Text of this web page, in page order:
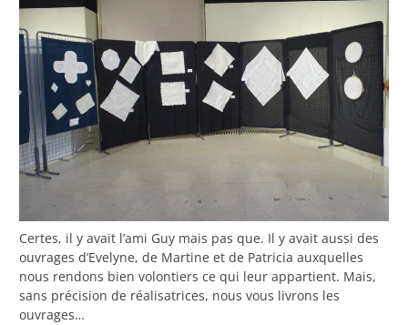
Certes, il y avait l’ami Guy mais pas que. Il y avait aussi des
ouvrages d’Evelyne, de Martine et de Patricia auxquelles
nous rendons bien volontiers ce qui leur appartient. Mais,
sans précision de réalisatrices, nous vous livrons les
ouvrages…